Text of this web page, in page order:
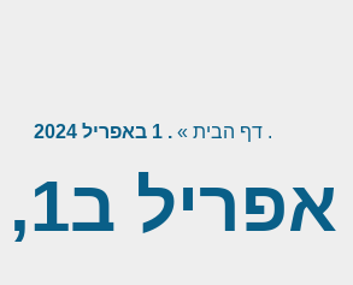
. דף הבית » . 1 באפריל 2024
ב1, 2024